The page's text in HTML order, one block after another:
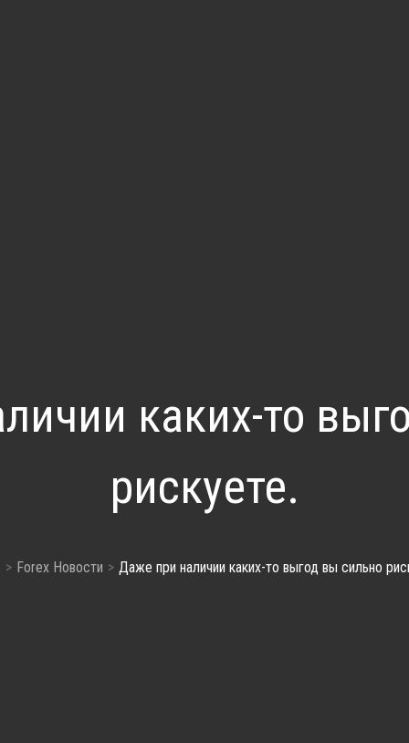
каких-то
рискуете.
Forex Новости Даже при наличии каких-то выгод вы сильно